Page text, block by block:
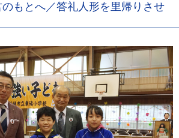
もとへ／答礼人形を里帰りさせ